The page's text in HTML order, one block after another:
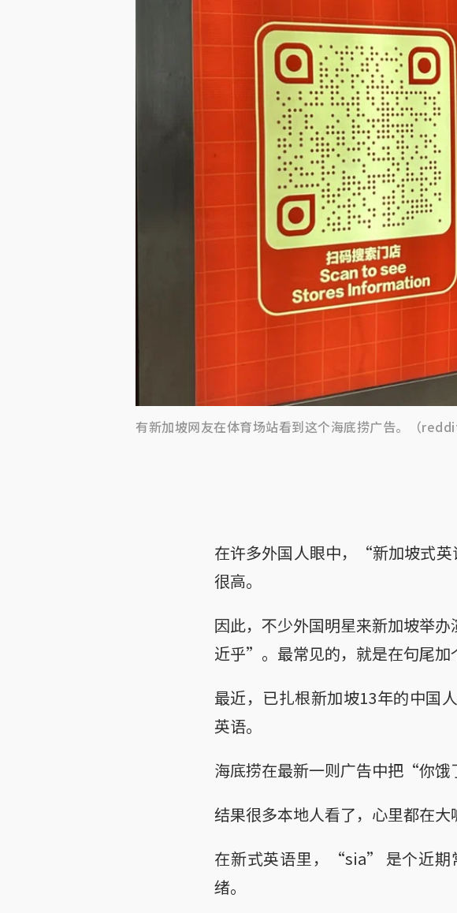
有新加坡网友在体育场站看到这个海底捞广告。（
在许多外国人眼中，“新加坡式
很高。
因此，不少外国明星来新加坡举
近乎”。最常见的，就是在句尾
最近，已扎根新加坡13年的中国
英语。
海底捞在最新一则广告中把“你
结果很多本地人看了，心里都在
在新式英语里，“sia” 是个近期
绪。